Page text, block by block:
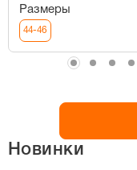
Размеры
44-46
Новинки